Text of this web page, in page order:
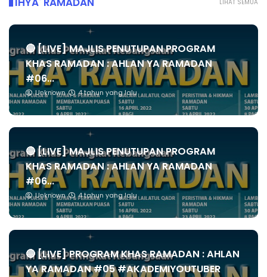
LIHAT SEMUA
🔴 [LIVE] MAJLIS PENUTUPAN PROGRAM
KHAS RAMADAN : AHLAN YA RAMADAN
#06...
Unknown 4 tahun yang lalu
🔴 [LIVE] MAJLIS PENUTUPAN PROGRAM
KHAS RAMADAN : AHLAN YA RAMADAN
#06...
Unknown 4 tahun yang lalu
🔴 [LIVE] PROGRAM KHAS RAMADAN : AHLAN
YA RAMADAN #05 #AKADEMIYOUTUBER